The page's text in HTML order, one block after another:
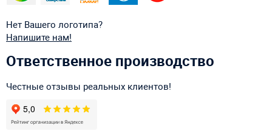
Нет Вашего логотипа?
Напишите нам!
Ответственное производство
Честные отзывы реальных клиентов!